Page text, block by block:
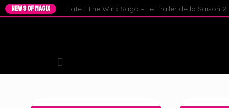
NEWS OF MAGIX Fate : The Winx Saga – Le Trailer de la Saison